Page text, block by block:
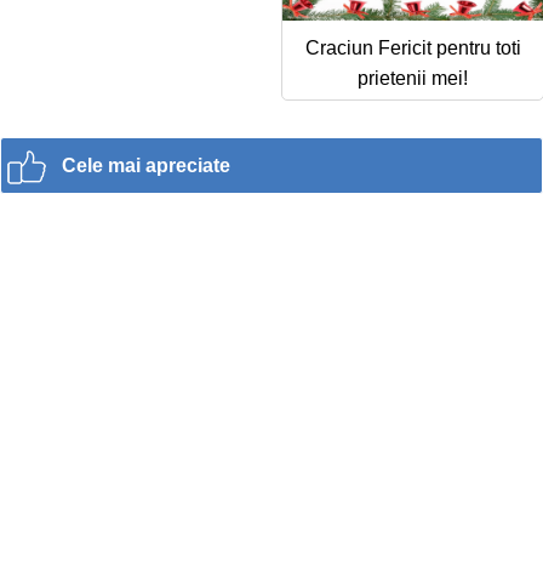
Craciun Fericit pentru toti
prietenii mei!
Cele mai apreciate